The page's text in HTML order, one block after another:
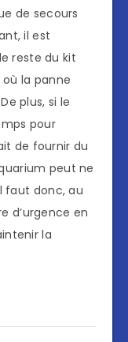
de secours
il est
reste du kit
la panne
plus, si le
pour
de fournir du
peut ne
faut donc, au
d’urgence en
la